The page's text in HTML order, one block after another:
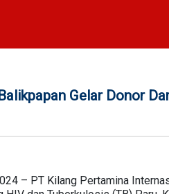
Gelar Donor
– PT Kilang Pertamina